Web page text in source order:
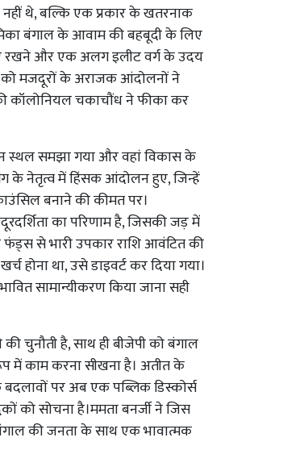
नहीं थे, बल्कि एक प्रकार के खतरनाक
बंगाल के आवाम की बहबूदी के लिए
रखने और एक अलग इलीट वर्ग के उदय
को मजदूरों के अराजक आंदोलनों ने
कॉलोनियल चकाचौंध ने फीका कर
स्थल समझा गया और वहां विकास के
के नेतृत्व में हिंसक आंदोलन हुए, जिन्हें
बनाने की कीमत पर।
का परिणाम है, जिसकी जड़ में
से भारी उपकार राशि आवंटित की
होना था, उसे डाइवर्ट कर दिया गया।
सामान्यीकरण किया जाना सही
है, साथ ही बीजेपी को बंगाल
में काम करना सीखना है। अतीत के
पर अब एक पब्लिक डिस्कोर्स
को सोचना है।ममता बनर्जी ने जिस
की जनता के साथ एक भावात्मक